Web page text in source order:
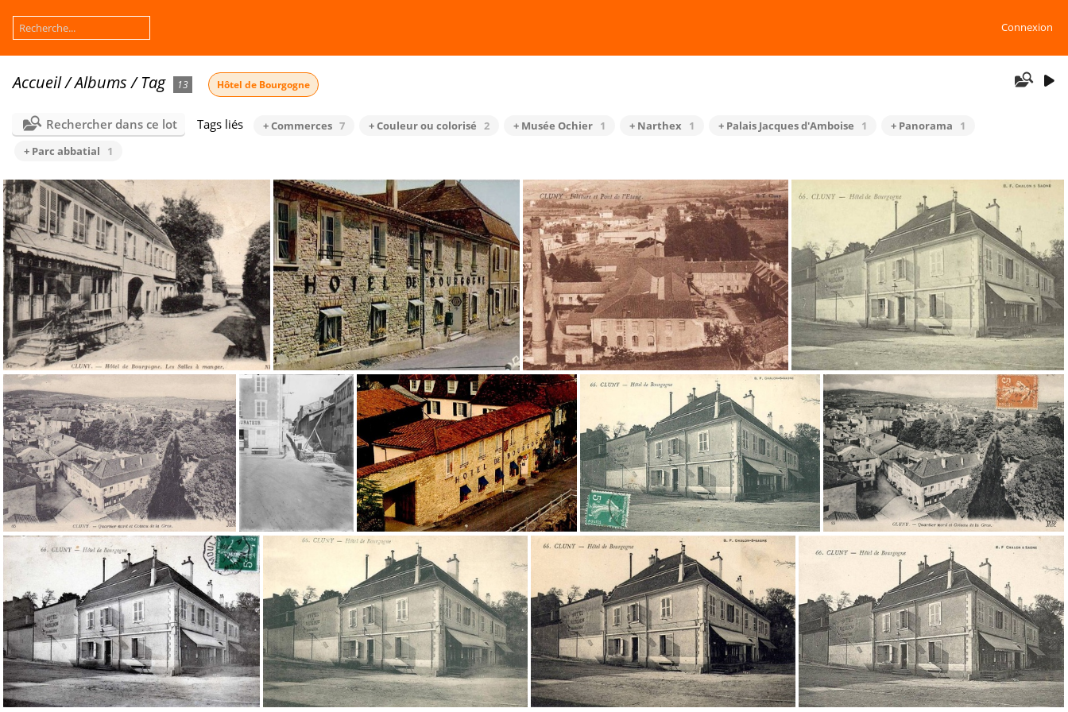
Connexion
Accueil/Albums/Tag 13 Hôtel de Bourgogne
Rechercher dans ce lot Tags liés + Commerces 7 + Couleur ou colorisé 2 + Musée Ochier 1 + Narthex 1 + Palais Jacques d'Amboise 1 + Panorama
1
+ Parc abbatial
1
cpa-cluny-0996 cpa-cluny-0912 cpa-cluny-0889 cpa-cluny-0654
cpa-cluny-0594 cpa-cluny-0517 cpa-cluny-0201 cpa-cluny-0198 cpa-cluny-0197